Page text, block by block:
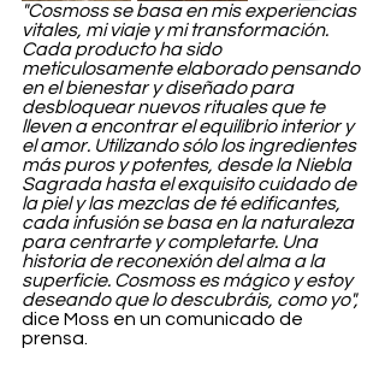
"Cosmoss se basa en mis experiencias
vitales, mi viaje y mi transformación.
Cada producto ha sido
meticulosamente elaborado pensando
en el bienestar y diseñado para
desbloquear nuevos rituales que te
lleven a encontrar el equilibrio interior y
el amor. Utilizando sólo los ingredientes
más puros y potentes, desde la Niebla
Sagrada hasta el exquisito cuidado de
la piel y las mezclas de té edificantes,
cada infusión se basa en la naturaleza
para centrarte y completarte. Una
historia de reconexión del alma a la
superficie. Cosmoss es mágico y estoy
deseando que lo descubráis, como yo",
dice Moss en un comunicado de
prensa.